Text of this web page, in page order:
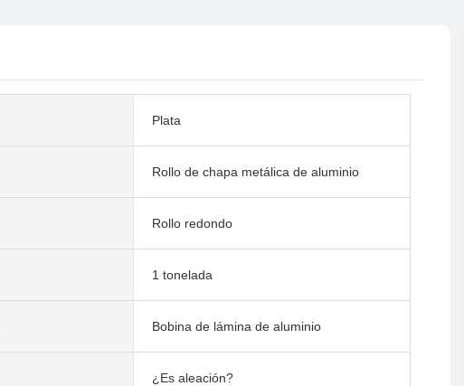
Plata
Rollo de chapa metálica de aluminio
Rollo redondo
1 tonelada
Bobina de lámina de aluminio
¿Es aleación?